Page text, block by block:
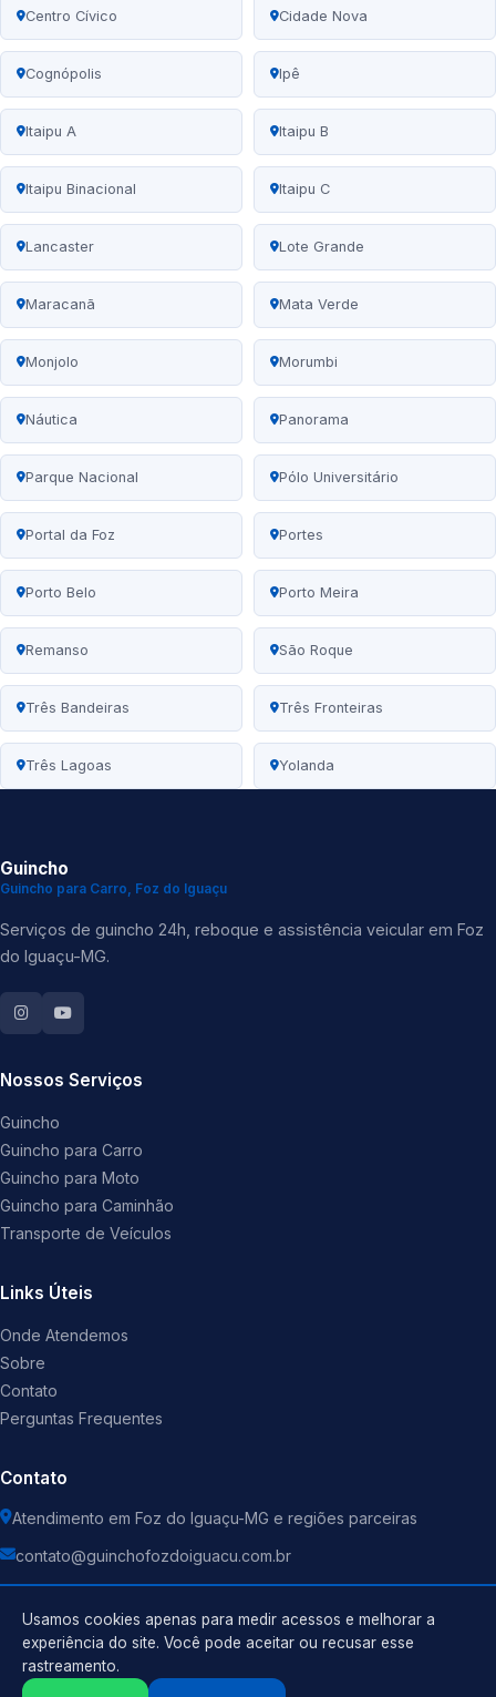
Centro Cívico Cidade Nova
Cognópolis Ipê
Itaipu A Itaipu B
Itaipu Binacional Itaipu C
Lancaster Lote Grande
Maracanã Mata Verde
Monjolo Morumbi
Náutica Panorama
Parque Nacional Pólo Universitário
Portal da Foz Portes
Porto Belo Porto Meira
Remanso São Roque
Três Bandeiras Três Fronteiras
Três Lagoas Yolanda
Guincho
Guincho para Carro, Foz do Iguaçu
Serviços de guincho 24h, reboque e assistência veicular em Foz
do Iguaçu-MG.
Nossos Serviços
Guincho
Guincho para Carro
Guincho para Moto
Guincho para Caminhão
Transporte de Veículos
Links Úteis
Onde Atendemos
Sobre
Contato
Perguntas Frequentes
Contato
Atendimento em Foz do Iguaçu-MG e regiões parceiras
contato@guinchofozdoiguacu.com.br
Usamos cookies apenas para medir acessos e melhorar a
experiência do site. Você pode aceitar ou recusar esse
rastreamento.